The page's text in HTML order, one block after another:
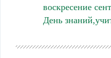
воскресение
День